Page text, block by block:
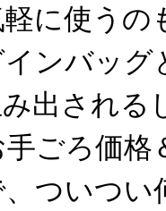
に使うの
ンバッグ
出される
ごろ価格
ついつ